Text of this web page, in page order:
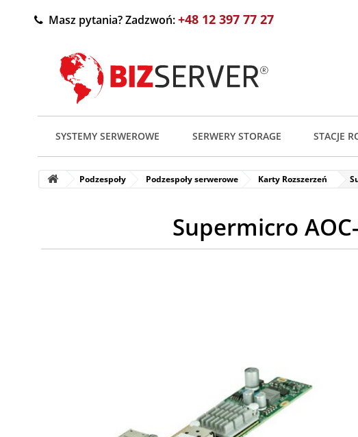
Masz pytania? Zadzwoń:+48 12 397 77 27
SYSTEMY SERWEROWE SERWERY STORAGE STACJE
Podzespoły Podzespoły serwerowe Karty Rozszerzeń
Supermicro